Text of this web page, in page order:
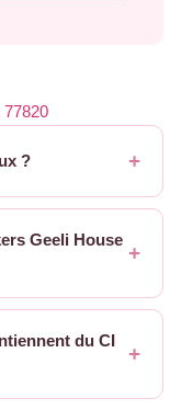
77820
?
Geeli House
du CI